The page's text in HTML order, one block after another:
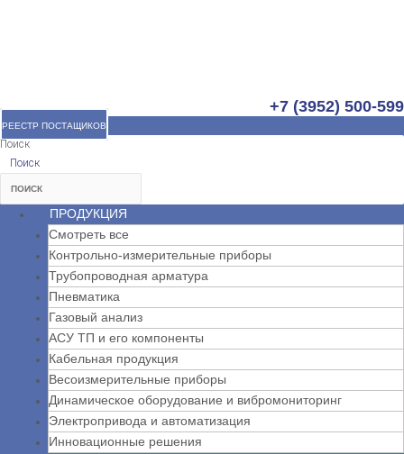
+7 (3952) 500-599
РЕЕСТР ПОСТАЩИКОВ
Поиск
Поиск
ПРОДУКЦИЯ
Смотреть все
Контрольно-измерительные приборы
Трубопроводная арматура
Пневматика
Газовый анализ
АСУ ТП и его компоненты
Кабельная продукция
Весоизмерительные приборы
Динамическое оборудование и вибромониторинг
Электропривода и автоматизация
Инновационные решения